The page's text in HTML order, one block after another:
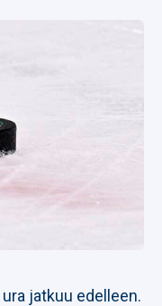
ura jatkuu edelleen.